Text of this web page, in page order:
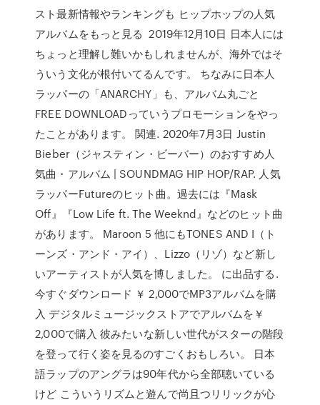
スト最新情報やランキングも ヒップホップの人気
アルバムをもっと見る 2019年12月10日 日本人には
ちょっと理解し難いかもしれませんが、海外ではそ
ういう文化が根付いてるんです。 ちなみに日本人
ラッパーの「ANARCHY」も、アルバム丸ごと
FREE DOWNLOADっていうプロモーションをやっ
たことがあります。 関連. 2020年7月3日 Justin
Bieber（ジャスティン・ビーバー）のおすすめ人
気曲・アルバム | SOUNDMAG HIP HOP/RAP. 人気
ラッパーFutureのヒット曲。過去には『Mask
Off』『Low Life ft. The Weeknd』などのヒット曲
があります。 Maroon 5 他にもTONES AND I（ト
ーンズ・アンド・アイ）、Lizzo（リゾ）など新し
いアーティストが人気を博しました。 に出品する.
今すぐダウンロード ￥ 2,000でMP3アルバムを購
入 デジタルミュージックストアでアルバムを￥
2,000で購入 彼みたいな新しい世代がスターの階段
を登って行く姿を見るのすごくおもしろい。 日本
語ラップのアングラは90年代から全部聴いている
けど こういうリズムと遊んで尚且つリリックが心